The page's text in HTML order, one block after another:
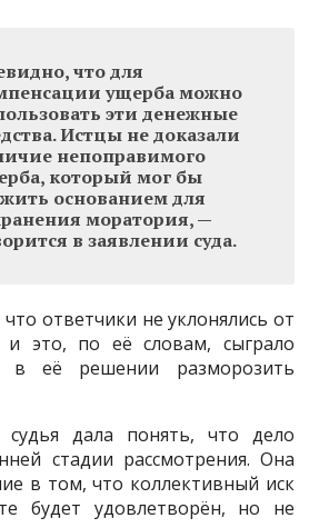
что для
ущерба можно
эти денежные
Истцы не доказали
непоправимого
который мог бы
основанием для
моратория, —
в заявлении суда.
ответчики не уклонялись от
и это, по её словам, сыграло
в её решении разморозить
дала понять, что дело
стадии рассмотрения. Она
в том, что коллективный иск
будет удовлетворён, но не